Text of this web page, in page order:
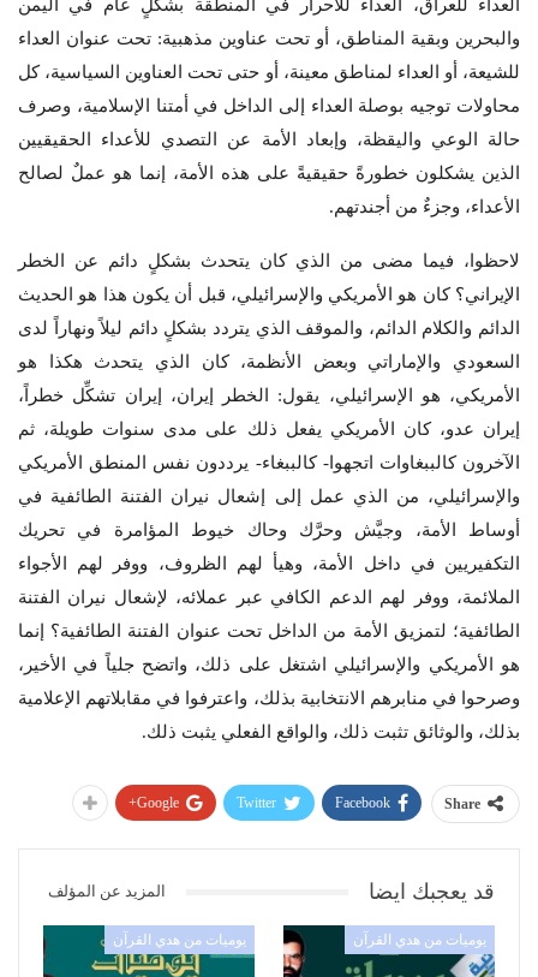
العداء للعراق، العداء للأحرار في المنطقة بشكلٍ عام في اليمن
والبحرين وبقية المناطق، أو تحت عناوين مذهبية: تحت عنوان العداء
للشيعة، أو العداء لمناطق معينة، أو حتى تحت العناوين السياسية، كل
محاولات توجيه بوصلة العداء إلى الداخل في أمتنا الإسلامية، وصرف
حالة الوعي واليقظة، وإبعاد الأمة عن التصدي للأعداء الحقيقيين
الذين يشكلون خطورةً حقيقيةً على هذه الأمة، إنما هو عملٌ لصالح
الأعداء، وجزءٌ من أجندتهم.
لاحظوا، فيما مضى من الذي كان يتحدث بشكلٍ دائم عن الخطر
الإيراني؟ كان هو الأمريكي والإسرائيلي، قبل أن يكون هذا هو الحديث
الدائم والكلام الدائم، والموقف الذي يتردد بشكلٍ دائم ليلاً ونهاراً لدى
السعودي والإماراتي وبعض الأنظمة، كان الذي يتحدث هكذا هو
الأمريكي، هو الإسرائيلي، يقول: الخطر إيران، إيران تشكِّل خطراً،
إيران عدو، كان الأمريكي يفعل ذلك على مدى سنوات طويلة، ثم
الآخرون كالببغاوات اتجهوا- كالببغاء- يرددون نفس المنطق الأمريكي
والإسرائيلي، من الذي عمل إلى إشعال نيران الفتنة الطائفية في
أوساط الأمة، وجيَّش وحرَّك وحاك خيوط المؤامرة في تحريك
التكفيريين في داخل الأمة، وهيأ لهم الظروف، ووفر لهم الأجواء
الملائمة، ووفر لهم الدعم الكافي عبر عملائه، لإشعال نيران الفتنة
الطائفية؛ لتمزيق الأمة من الداخل تحت عنوان الفتنة الطائفية؟ إنما
هو الأمريكي والإسرائيلي اشتغل على ذلك، واتضح جلياً في الأخير،
وصرحوا في منابرهم الانتخابية بذلك، واعترفوا في مقابلاتهم الإعلامية
بذلك، والوثائق تثبت ذلك، والواقع الفعلي يثبت ذلك.
Share
Facebook
Twitter
Google+
قد يعجبك ايضا المزيد عن المؤلف
يوميات من هدي القرآن يوميات من هدي القرآن